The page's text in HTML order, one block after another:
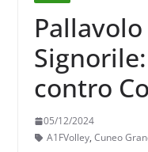
Pallavolo
contro
è facile,
05/12/2024
A1FVolley, Cuneo